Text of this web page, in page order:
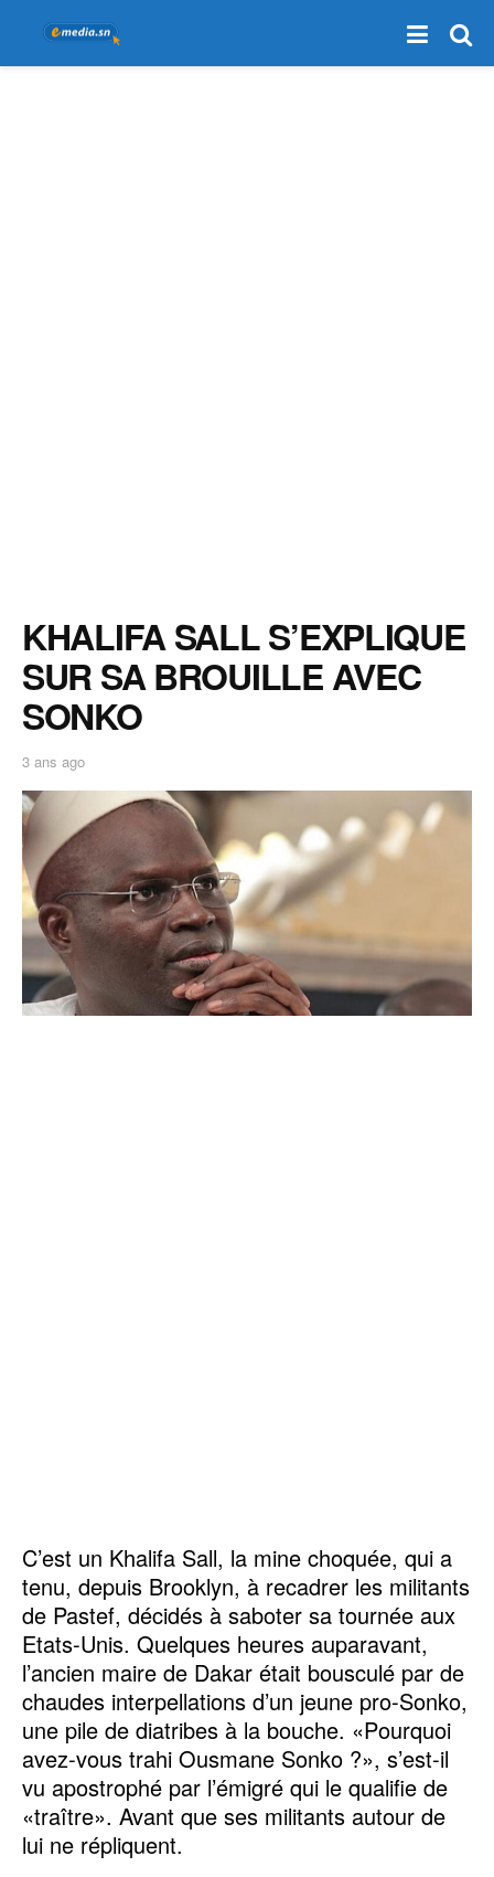
KHALIFA SALL S’EXPLIQUE
SUR SA BROUILLE AVEC
SONKO
3 ans ago
C’est un Khalifa Sall, la mine choquée, qui a
tenu, depuis Brooklyn, à recadrer les militants
de Pastef, décidés à saboter sa tournée aux
Etats-Unis. Quelques heures auparavant,
l’ancien maire de Dakar était bousculé par de
chaudes interpellations d’un jeune pro-Sonko,
une pile de diatribes à la bouche. «Pourquoi
avez-vous trahi Ousmane Sonko ?», s’est-il
vu apostrophé par l’émigré qui le qualifie de
«traître». Avant que ses militants autour de
lui ne répliquent.